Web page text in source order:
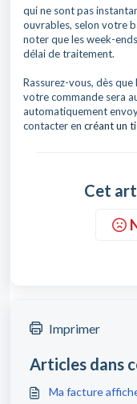
qui ne sont pas
ouvrables, selon votre
noter que les week-
délai de traitement.
Rassurez-vous, dès
votre commande sera
automatiquement
contacter en créant un
Cet
Imprimer
Articles dans
Ma facture